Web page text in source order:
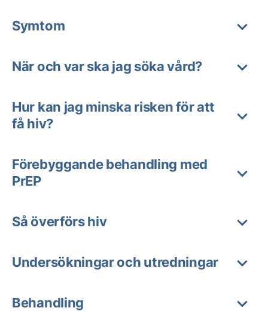
Symtom
När och var ska jag söka vård?
Hur kan jag minska risken för att
få hiv?
Förebyggande behandling med
PrEP
Så överförs hiv
Undersökningar och utredningar
Behandling